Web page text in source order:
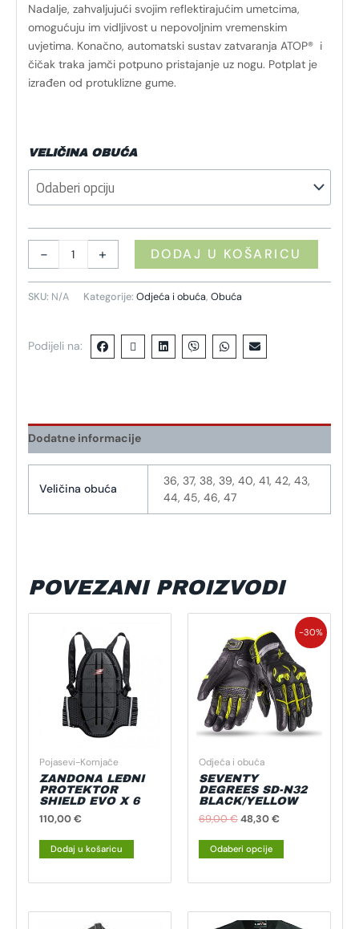
Nadalje, zahvaljujući svojim reflektirajućim umetcima,
omogućuju im vidljivost u nepovoljnim vremenskim
uvjetima. Konačno, automatski sustav zatvaranja ATOP® i
čičak traka jamči potpuno pristajanje uz nogu. Potplat je
izrađen od protuklizne gume.
VELIČINA OBUĆA
- + DODAJ U KOŠARICU
SKU: N/A Kategorije: Odjeća i obuća, Obuća
Podijeli na:
Dodatne informacije
Veličina obuća
36, 37, 38, 39, 40, 41, 42, 43,
44, 45, 46, 47
POVEZANI PROIZVODI
Pojasevi-Kornjače
ZANDONA LEĐNI
PROTEKTOR
SHIELD EVO X 6
110,00€
Dodaj u košaricu
-30%
Odjeća i obuća
SEVENTY
DEGREES SD-N32
BLACK/YELLOW
69,00€
cijena
bila
je:
69,00 €.
48,30€
Trenutna
cijena
je:
48,30 €.
Odaberi opcije
Ovaj
proizvod
ima
više
varijanti.
Opcije
se
na
stranici
Ovaj